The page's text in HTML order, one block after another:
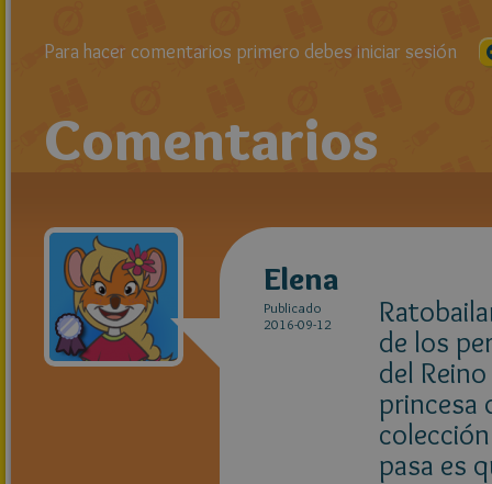
Para hacer comentarios primero debes iniciar sesión
Comentarios
Elena
Publicado
2016-09-12
de los
del
princesa
pasa es